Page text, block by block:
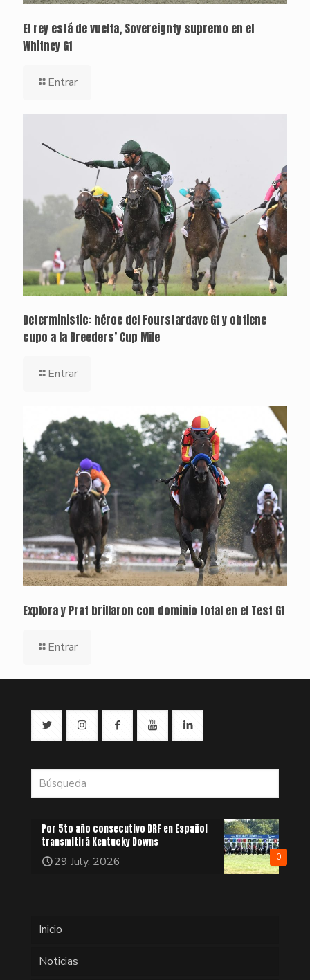
El rey está de vuelta, Sovereignty supremo en el
Whitney G1
Entrar
Deterministic: héroe del Fourstardave G1 y obtiene
cupo a la Breeders’ Cup Mile
Entrar
Explora y Prat brillaron con dominio total en el Test G1
Entrar
0
Por 5to año consecutivo DRF en Español
transmitirá Kentucky Downs
29 July, 2026
Inicio
Noticias